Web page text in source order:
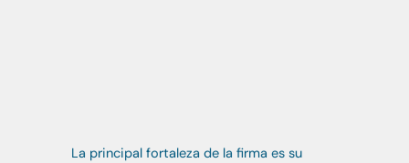
La principal fortaleza de la firma es su